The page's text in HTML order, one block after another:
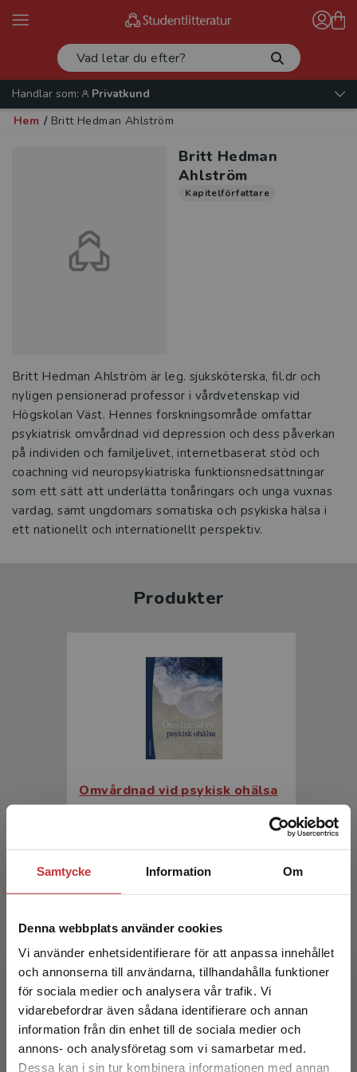
Samtycke Information Om
Denna webbplats använder cookies
Vi använder enhetsidentifierare för att anpassa innehållet
och annonserna till användarna, tillhandahålla funktioner
för sociala medier och analysera vår trafik. Vi
vidarebefordrar även sådana identifierare och annan
information från din enhet till de sociala medier och
annons- och analysföretag som vi samarbetar med.
Dessa kan i sin tur kombinera informationen med annan
Begränsad fraktregion
Handlar som:
Privatkund
Hem / Britt Hedman Ahlström
Britt Hedman
Ahlström
Kapitelförfattare
Britt Hedman Ahlström är leg. sjuksköterska, fil.dr och
nyligen pensionerad professor i vårdvetenskap vid
Högskolan Väst. Hennes forskningsområde omfattar
psykiatrisk omvårdnad vid depression och dess påverkan
på individen och familjelivet, internetbaserat stöd och
coachning vid neuropsykiatriska funktionsnedsättningar
som ett sätt att underlätta tonåringars och unga vuxnas
vardag, samt ungdomars somatiska och psykiska hälsa i
ett nationellt och internationellt perspektiv.
Produkter
Omvårdnad vid psykisk ohälsa
552 krinkl. moms
Exkl. moms: 521 kr
Omvårdnad vid psykisk ohälsa